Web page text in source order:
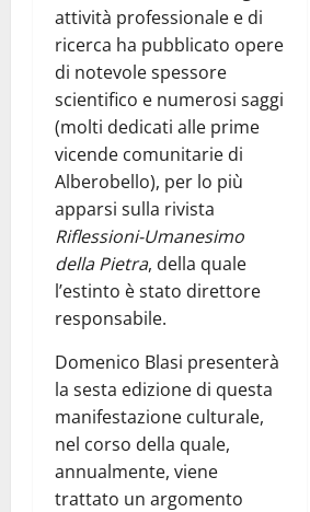
attività professionale e di
ricerca ha pubblicato opere
di notevole spessore
scientifico e numerosi saggi
(molti dedicati alle prime
vicende comunitarie di
Alberobello), per lo più
apparsi sulla rivista
Riflessioni-Umanesimo
della Pietra, della quale
l’estinto è stato direttore
responsabile.
Domenico Blasi presenterà
la sesta edizione di questa
manifestazione culturale,
nel corso della quale,
annualmente, viene
trattato un argomento